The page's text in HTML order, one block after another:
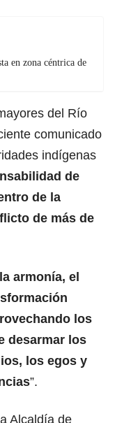
en zona céntrica de
del Río
comunicado
indígenas
de
de la
de más de
armonía, el
los
desarmar los
los egos y
”.
Alcaldía de